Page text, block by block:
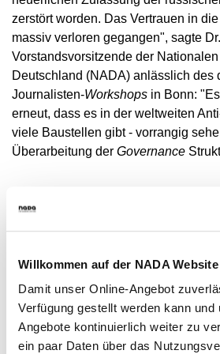
Willkommen auf der NADA Website
Damit unser Online-Angebot
Verfügung gestellt werden kann und
Angebote kontinuierlich weiter zu
ein paar Daten über das
VIDEOS
NEWSLETTER
JOBS
DIGITAL RESOURCES
zerstört worden. Das Vertrauen in
massiv verloren gegangen", sagte
Vorstandsvorsitzende der
Deutschland (NADA) anlässlich des
Journalisten-Workshops in Bonn:
erneut, dass es in der weltweiten
viele Baustellen gibt - vorrangig
Überarbeitung der Governance
Reformprozess der internationalen
unter dem Titel "Anti-Doping-Arbeit
Expertinnen und Experten waren auf
Claudia Bokel (FairSport), Benjamin
Testing Agency), Dr. Matthias
Schweiz) und Dr. Andrea Gotzmann